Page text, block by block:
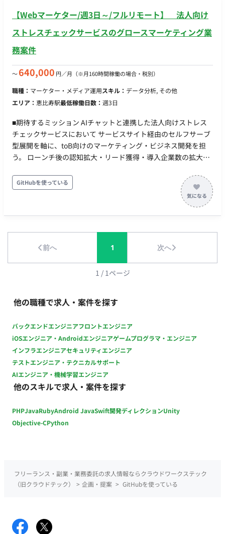
含む）のハンズオン対応 稼働時間について 月100時間以上 オン
ボーディング期間は出社となります。（以降はリモート稼働想
【Webマーケター/週3日～/フルリモート】 法人向け
ストレスチェックサービスのグロースマーケティング業
務案件
〜640,000 円／月 （※月160時間稼働の場合・税別）
職種： マーケター・メディア運用スキル： データ分析, その他
エリア： 恵比寿駅最低稼働日数： 週3日
■期待するミッション AIチャットと連携した法人向けストレス
チェックサービスにおいて サービスサイト経由のセルフサーブ
型展開を軸に、toB向けのマーケティング・ビジネス開発を担
う。 ローンチ後の認知拡大・リード獲得・導入企業数の拡大が
案・実行（コンテンツ・SEO・広告・PR等） ・サービスサイト
を起点とした導線設計・改善 ・無料→有料転換率の向上施策
（フリーミアムモデルのグロース） ・パートナー・代理店開拓
（ENTルート強化） ・KPI設計・効果測定・改善サイクルの構
領域をリード ・エンジニア・PdMと連携してサービスサイト改
善を推進 ■業務の流れ 1. 現状のサービスサイト・登録フローの
分析 2. toBマーケ施策の優先順位付け・計画策定 3. 施策実行
イクルの確立 5. 有料転換・アップセル施策の設計・実行 6. AI活
用 生成AI等を活用した業務効率化およびクリエイティブの質の
ート可 ・フレックス稼働OK ・週100時間稼働～からOK ・PC貸
与
GitHubを使っている
前へ 1 次へ
1 / 1ページ
他の職種で求人・案件を探す
バックエンドエンジニアフロントエンジニア
iOSエンジニア・Androidエンジニアゲームプログラマ・エンジニア
インフラエンジニアセキュリティエンジニア
テストエンジニア・テクニカルサポート
AIエンジニア・機械学習エンジニア
他のスキルで求人・案件を探す
PHPJavaRubyAndroid JavaSwift開発ディレクションUnity
Objective-CPython
フリーランス・副業・業務委託の求人情報ならクラウドワークステック
（旧クラウドテック）
> 企画・提案 > GitHubを使っている